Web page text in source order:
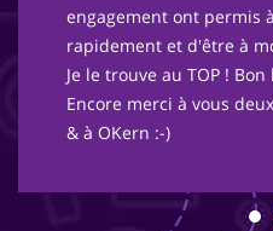
engagement ont permis
rapidement et d'être à
Je le trouve au TOP !
Encore merci à vous
& à OKern :-)